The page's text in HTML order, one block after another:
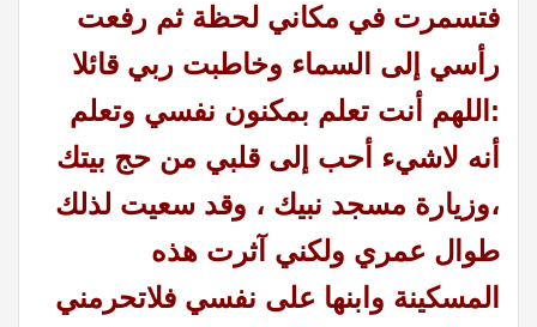
فتسمرت في مكاني لحظة ثم رفعت
رأسي إلى السماء وخاطبت ربي قائلا
: اللهم أنت تعلم بمكنون نفسي وتعلم
أنه لاشيء أحب إلى قلبي من حج بيتك
،وزيارة مسجد نبيك ، وقد سعيت لذلك
طوال عمري ولكني آثرت هذه
المسكينة وابنها على نفسي فلاتحرمني